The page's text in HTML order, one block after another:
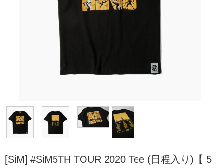
[SiM] #SiM5TH TOUR 2020 Tee (日程入り)【 5